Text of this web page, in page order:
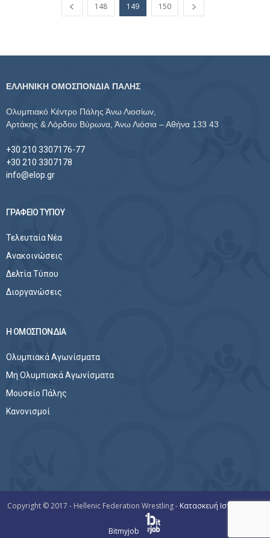
148 149 150
ΕΛΛΗΝΙΚΗ ΟΜΟΣΠΟΝΔΙΑ ΠΑΛΗΣ
Ολυμπιακό Κέντρο Πάλης Άνω Λιοσίων,
Αρτάκης & Λόρδου Βύρωνα, Άνω Λιόσια – Αθήνα 133 43
+30 210 3307176-77
+30 210 3307178
info@elop.gr
ΓΡΑΦΕΙΟ ΤΥΠΟΥ
Τελευταία Νέα
Ανακοινώσεις
Δελτία Τύπου
Διοργανώσεις
Η ΟΜΟΣΠΟΝΔΙΑ
Ολυμπιακά Αγωνίσματα
Μη Ολυμπιακά Αγωνίσματα
Μουσείο Πάλης
Κανονισμοί
Copyright © 2017 - Hellenic Federation Wrestling - Κατασκευή Ιστοσελίδων
Bitmyjob